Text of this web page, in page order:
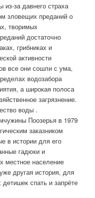
из-за давнего страха
зловещих преданий о
творимых
достаточно
грибниках и
активности
все они сошли с ума,
водозабора
а широкая полоса
загрязнение.
воды .
Поозерья в 1979
заказником
в истории для его
гадюки и
местное население
другая история, для
спать и запрёте